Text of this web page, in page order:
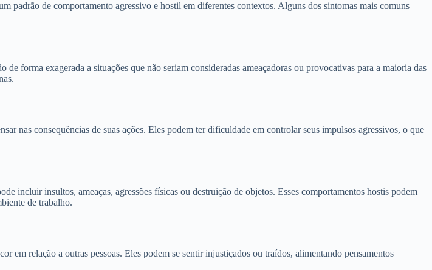
padrão de comportamento agressivo e hostil em diferentes contextos. Alguns dos sintomas mais comuns
forma exagerada a situações que não seriam consideradas ameaçadoras ou provocativas para a maioria das
nas consequências de suas ações. Eles podem ter dificuldade em controlar seus impulsos agressivos, o que
incluir insultos, ameaças, agressões físicas ou destruição de objetos. Esses comportamentos hostis podem
de trabalho.
em relação a outras pessoas. Eles podem se sentir injustiçados ou traídos, alimentando pensamentos